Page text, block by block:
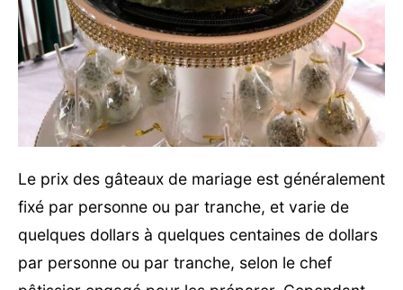
Le prix des gâteaux de mariage est généralement
fixé par personne ou par tranche, et varie de
quelques dollars à quelques centaines de dollars
par personne ou par tranche, selon le chef